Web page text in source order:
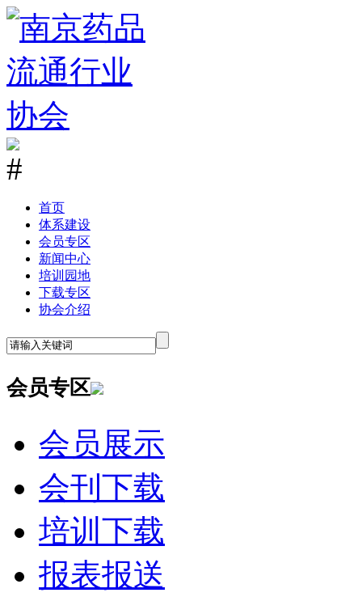
首页
体系建设
会员专区
新闻中心
培训园地
下载专区
协会介绍
会员专区
会员展示
会刊下载
培训下载
报表报送